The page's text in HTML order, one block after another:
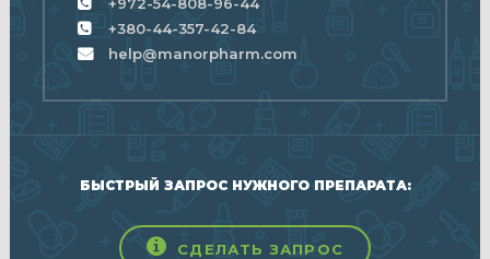
+380-44-357-42-84
help@manorpharm.com
БЫСТРЫЙ ЗАПРОС НУЖНОГО ПРЕПАРАТА:
СДЕЛАТЬ ЗАПРОС